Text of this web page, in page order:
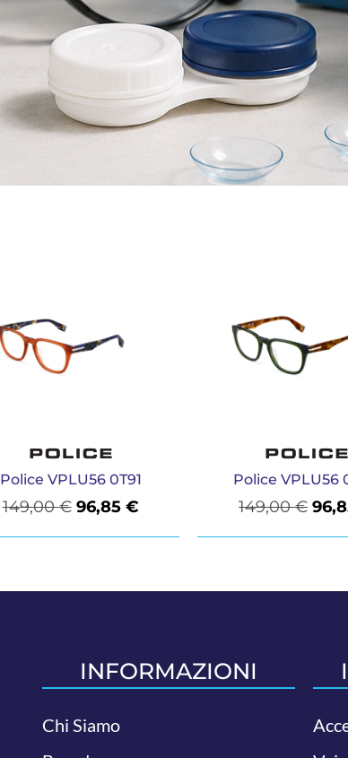
Police VPLU56 0T91
149,00€ 96,85 €
Police VPLU56
149,00€
INFORMAZIONI
Chi Siamo